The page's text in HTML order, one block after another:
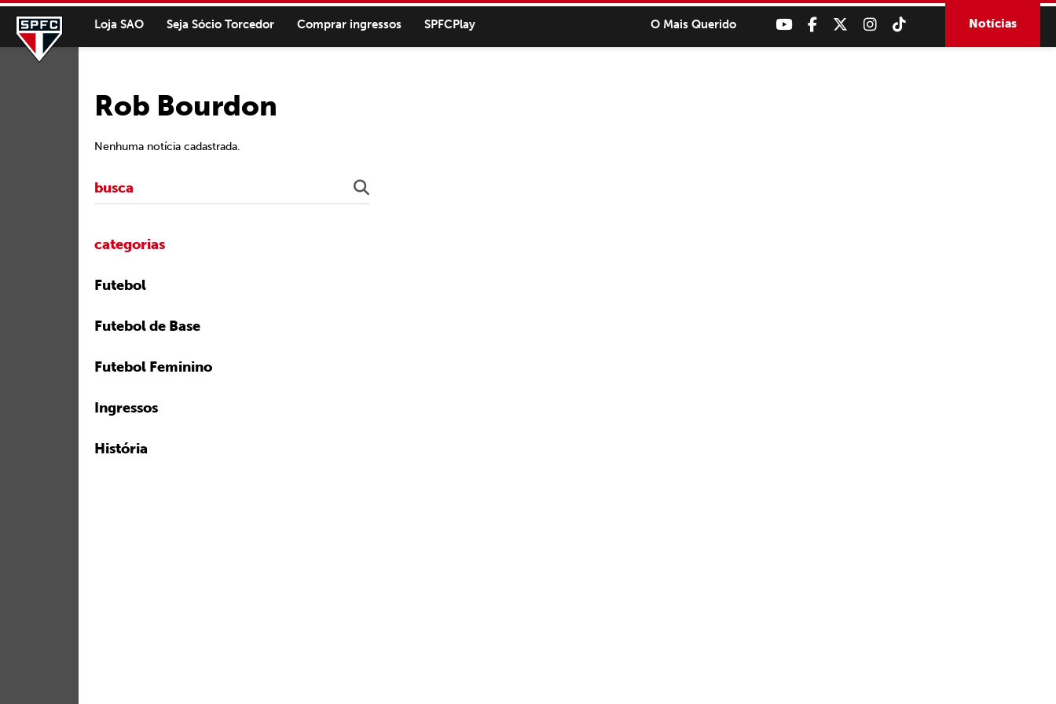
Loja SAO Seja Sócio Torcedor Comprar ingressos SPFCPlay O Mais Querido Notícias
Rob Bourdon
Nenhuma notícia cadastrada.
categorias
Futebol
Futebol de Base
Futebol Feminino
Ingressos
História